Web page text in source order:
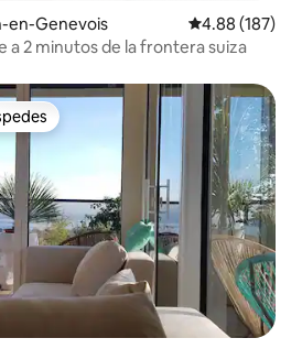
en-Genevois Calificación
4.88 (187)
2 minutos de la frontera suiza
preferido